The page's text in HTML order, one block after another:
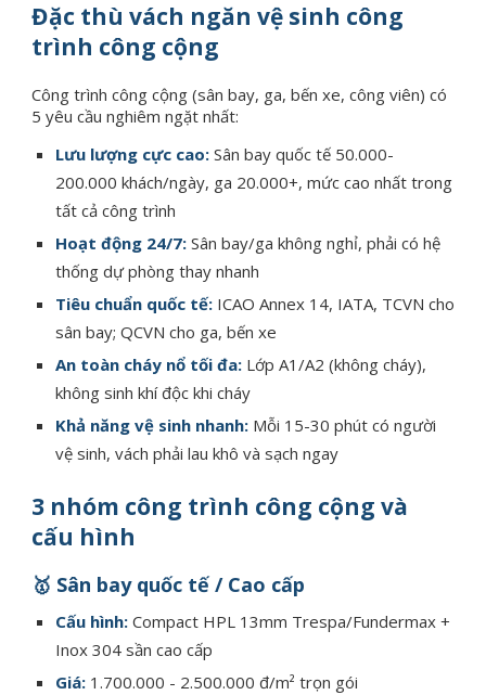
Đặc thù vách ngăn vệ sinh công
trình công cộng
Công trình công cộng (sân bay, ga, bến xe, công viên) có
5 yêu cầu nghiêm ngặt nhất:
Lưu lượng cực cao: Sân bay quốc tế 50.000-
200.000 khách/ngày, ga 20.000+, mức cao nhất trong
tất cả công trình
Hoạt động 24/7: Sân bay/ga không nghỉ, phải có hệ
thống dự phòng thay nhanh
Tiêu chuẩn quốc tế: ICAO Annex 14, IATA, TCVN cho
sân bay; QCVN cho ga, bến xe
An toàn cháy nổ tối đa: Lớp A1/A2 (không cháy),
không sinh khí độc khi cháy
Khả năng vệ sinh nhanh: Mỗi 15-30 phút có người
vệ sinh, vách phải lau khô và sạch ngay
3 nhóm công trình công cộng và
cấu hình
🥇 Sân bay quốc tế / Cao cấp
Cấu hình: Compact HPL 13mm Trespa/Fundermax +
Inox 304 sần cao cấp
Giá: 1.700.000 - 2.500.000 đ/m² trọn gói